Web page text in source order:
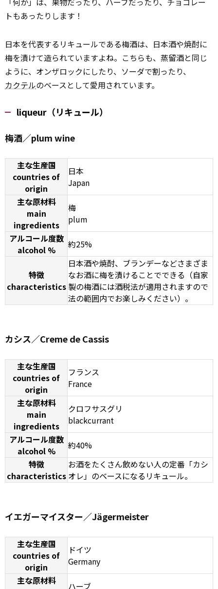
トもあったりします！
日本を代表するリキュールである梅酒は、日本酒や焼酎に
梅を漬けて造られていますよね。こちらも、蒸留酒と同じ
ように、オンザロックにしたり、ソーダで割ったり、
カクテルのベースとして愛用されています。
liqueur（リキュール）
梅酒／plum wine
主な生産国
countries of
origin
日本
Japan
主な原材料
main
ingredients
梅
plum
アルコール度数
alcohol %
約25%
特徴
characteristics
日本酒や焼酎、ブランデーなどさまざま
なお酒に梅を漬けることでできる（自家
製の梅酒には酒税法が適用されますので
法の範囲内でお楽しみください）。
カシス／Creme de Cassis
主な生産国
countries of
origin
フランス
France
主な原材料
main
ingredients
クロフサスグリ
blackcurrant
アルコール度数
alcohol %
約40%
特徴
characteristics
お酒をたくさん飲めない人の定番「カシ
オレ」のベースになるリキュール。
イエガーマイスター／Jägermeister
主な生産国
countries of
origin
ドイツ
Germany
主な原材料
ハーブ